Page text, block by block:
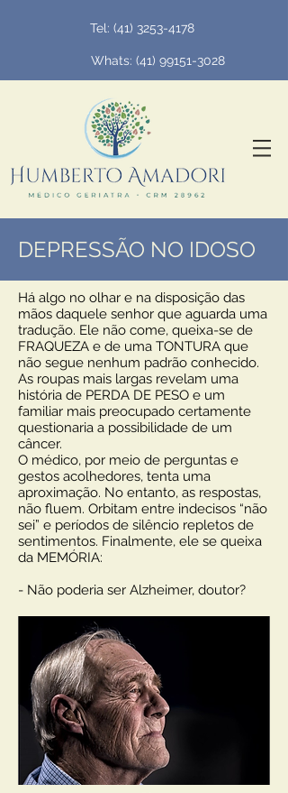
Tel: (41) 3253-4178
Whats: (41) 99151-3028
DEPRESSÃO NO IDOSO
Há algo no olhar e na disposição das
mãos daquele senhor que aguarda uma
tradução. Ele não come, queixa-se de
FRAQUEZA e de uma TONTURA que
não segue nenhum padrão conhecido.
As roupas mais largas revelam uma
história de PERDA DE PESO e um
familiar mais preocupado certamente
questionaria a possibilidade de um
câncer.
O médico, por meio de perguntas e
gestos acolhedores, tenta uma
aproximação. No entanto, as respostas,
não fluem. Orbitam entre indecisos “não
sei” e períodos de silêncio repletos de
sentimentos. Finalmente, ele se queixa
da MEMÓRIA:
- Não poderia ser Alzheimer, doutor?